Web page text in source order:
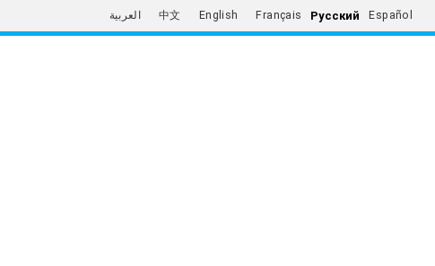
العربية 中文 English Français Русский Español